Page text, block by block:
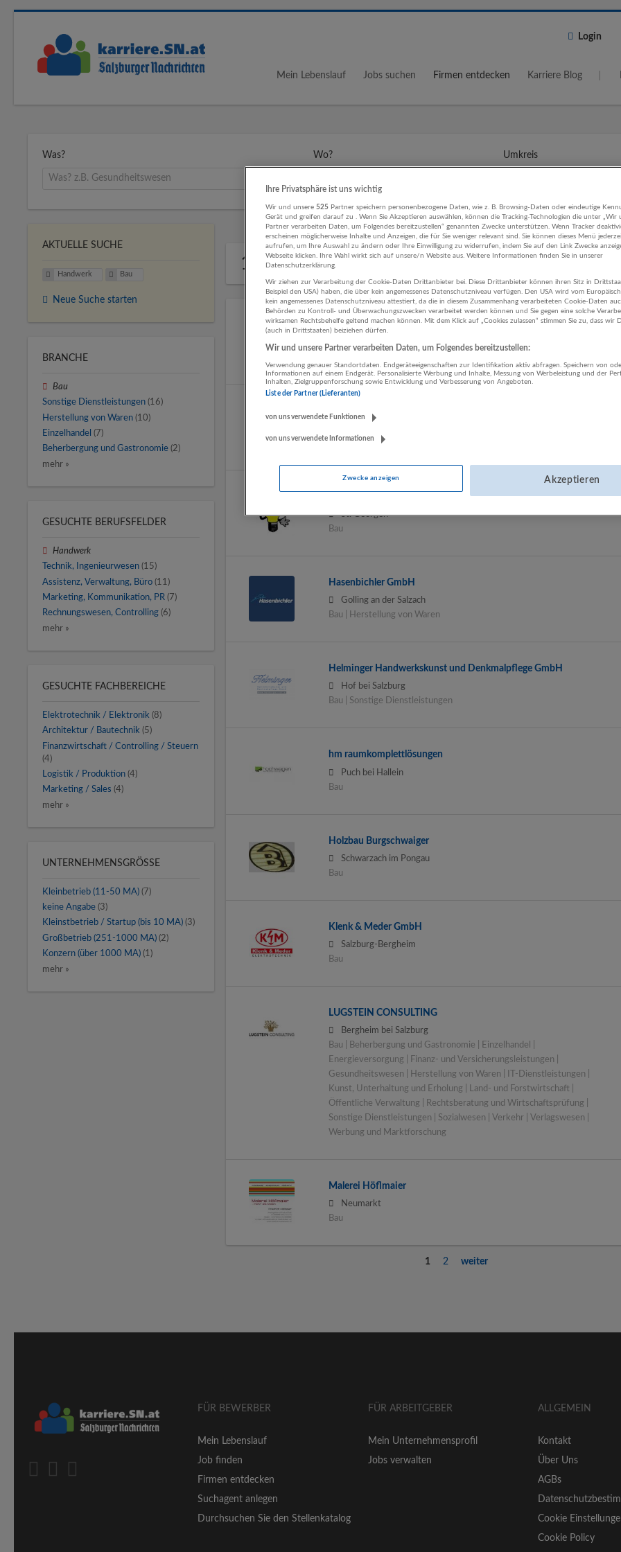
Login
Mein Lebenslauf Jobs suchen Firmen entdecken Karriere Blog
Was? Wo? Umkreis
17 Handwerk Bau Unternehmen
binderholz Gruppe
Bau | Sonstige Dienstleistungen
St. Georgen
Bau
Hasenbichler GmbH
Golling an der Salzach
Bau | Herstellung von Waren
Helminger Handwerkskunst und Denkmalpflege GmbH
Hof bei Salzburg
Bau | Sonstige Dienstleistungen
hm raumkomplettlösungen
Puch bei Hallein
Bau
Holzbau Burgschwaiger
Schwarzach im Pongau
Bau
Klenk & Meder GmbH
Salzburg-Bergheim
Bau
LUGSTEIN CONSULTING
Bergheim bei Salzburg
Bau | Beherbergung und Gastronomie | Einzelhandel |
Energieversorgung | Finanz- und Versicherungsleistungen |
Gesundheitswesen | Herstellung von Waren | IT-Dienstleistungen |
Kunst, Unterhaltung und Erholung | Land- und Forstwirtschaft |
Öffentliche Verwaltung | Rechtsberatung und Wirtschaftsprüfung |
Sonstige Dienstleistungen | Sozialwesen | Verkehr | Verlagswesen |
Werbung und Marktforschung
Malerei Höflmaier
Neumarkt
Bau
1 2 weiter
AKTUELLE SUCHE
Handwerk Bau
Neue Suche starten
BRANCHE
Bau
Sonstige Dienstleistungen (16)
Herstellung von Waren (10)
Einzelhandel (7)
Beherbergung und Gastronomie (2)
mehr »
GESUCHTE BERUFSFELDER
Handwerk
Technik, Ingenieurwesen (15)
Assistenz, Verwaltung, Büro (11)
Marketing, Kommunikation, PR (7)
Rechnungswesen, Controlling (6)
mehr »
GESUCHTE FACHBEREICHE
Elektrotechnik / Elektronik (8)
Architektur / Bautechnik (5)
Finanzwirtschaft / Controlling / Steuern
(4)
Logistik / Produktion (4)
Marketing / Sales (4)
mehr »
UNTERNEHMENSGRÖSSE
Kleinbetrieb (11-50 MA) (7)
keine Angabe (3)
Kleinstbetrieb / Startup (bis 10 MA) (3)
Großbetrieb (251-1000 MA) (2)
Konzern (über 1000 MA) (1)
mehr »
FÜR BEWERBER
Mein Lebenslauf
Job finden
Firmen entdecken
Suchagent anlegen
Durchsuchen Sie den Stellenkatalog
FÜR ARBEITGEBER
Mein Unternehmensprofil
Jobs verwalten
ALLGEMEIN
Kontakt
Über Uns
AGBs
Cookie
Cookie Policy
Ihre Privatsphäre ist uns wichtig
Wir und unsere525 Partner speichern personenbezogene Daten, wie z. B. Browsing-Daten oder eindeutige
Gerät und greifen darauf zu . Wenn Sie Akzeptieren auswählen, können die Tracking-Technologien die unter „Wir
Partner verarbeiten Daten, um Folgendes bereitzustellen“ genannten Zwecke unterstützen. Wenn Tracker
erscheinen möglicherweise Inhalte und Anzeigen, die für Sie weniger relevant sind. Sie können dieses Menü
aufrufen, um Ihre Auswahl zu ändern oder Ihre Einwilligung zu widerrufen, indem Sie auf den Link Zwecke
Webseite klicken. Ihre Wahl wirkt sich auf unsere/n Website aus. Weitere Informationen finden Sie in unserer
Datenschutzerklärung.
Wir ziehen zur Verarbeitung der Cookie-Daten Drittanbieter bei. Diese Drittanbieter können ihren Sitz in
Beispiel den USA) haben, die über kein angemessenes Datenschutzniveau verfügen. Den USA wird vom
kein angemessenes Datenschutzniveau attestiert, da die in diesem Zusammenhang verarbeiteten Cookie-Daten
Behörden zu Kontroll- und Überwachungszwecken verarbeitet werden können und Sie gegen eine solche
wirksamen Rechtsbehelfe geltend machen können. Mit dem Klick auf „Cookies zulassen“ stimmen Sie zu, dass wir
(auch in Drittstaaten) beiziehen dürfen.
Wir und unsere Partner verarbeiten Daten, um Folgendes bereitzustellen:
Verwendung genauer Standortdaten. Endgeräteeigenschaften zur Identifikation aktiv abfragen. Speichern von
Informationen auf einem Endgerät. Personalisierte Werbung und Inhalte, Messung von Werbeleistung und der
Inhalten, Zielgruppenforschung sowie Entwicklung und Verbesserung von Angeboten.
Liste der Partner (Lieferanten)
von uns verwendete Funktionen
von uns verwendete Informationen
Zwecke anzeigen Akzeptieren